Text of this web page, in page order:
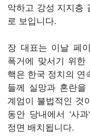
악하고 강성 지지층
로 보입니다.
장 대표는 이날 페
폭거에 맞서기 위한
핵은 한국 정치의 연
들께 실망과 혼란을
계엄이 불법적인 것
동안 당내에서 '사
정면 배치됩니다.